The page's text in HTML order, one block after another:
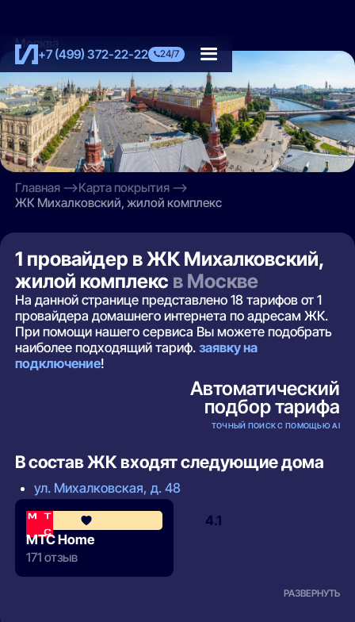
+7 (499) 372-22-22 24/7
Москва
Главная
Карта покрытия
ЖК Михалковский, жилой комплекс
1 провайдер в ЖК Михалковский,
жилой комплекс в Москве
На данной странице представлено 18 тарифов от 1
провайдера домашнего интернета по адресам ЖК.
При помощи нашего сервиса Вы можете подобрать
наиболее подходящий тариф.заявку на
подключение!
Автоматический
подбор тарифа
ТОЧНЫЙ ПОИСК С ПОМОЩЬЮ AI
В состав ЖК входят следующие дома
ул. Михалковская, д. 48
4.1
МТС Home
171 отзыв
РАЗВЕРНУТЬ